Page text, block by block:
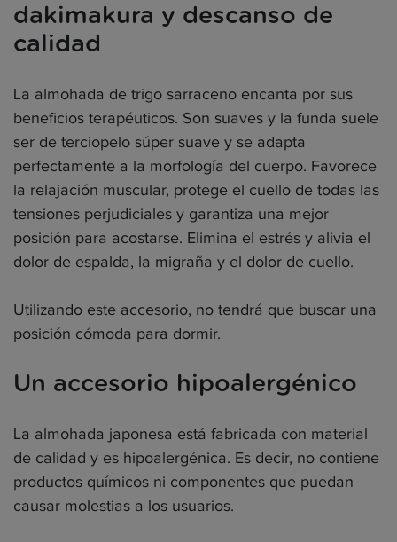
dakimakura y descanso de
calidad
La almohada de trigo sarraceno encanta por sus
beneficios terapéuticos. Son suaves y la funda suele
ser de terciopelo súper suave y se adapta
perfectamente a la morfología del cuerpo. Favorece
la relajación muscular, protege el cuello de todas las
tensiones perjudiciales y garantiza una mejor
posición para acostarse. Elimina el estrés y alivia el
dolor de espalda, la migraña y el dolor de cuello.
Utilizando este accesorio, no tendrá que buscar una
posición cómoda para dormir.
Un accesorio hipoalergénico
La almohada japonesa está fabricada con material
de calidad y es hipoalergénica. Es decir, no contiene
productos químicos ni componentes que puedan
causar molestias a los usuarios.